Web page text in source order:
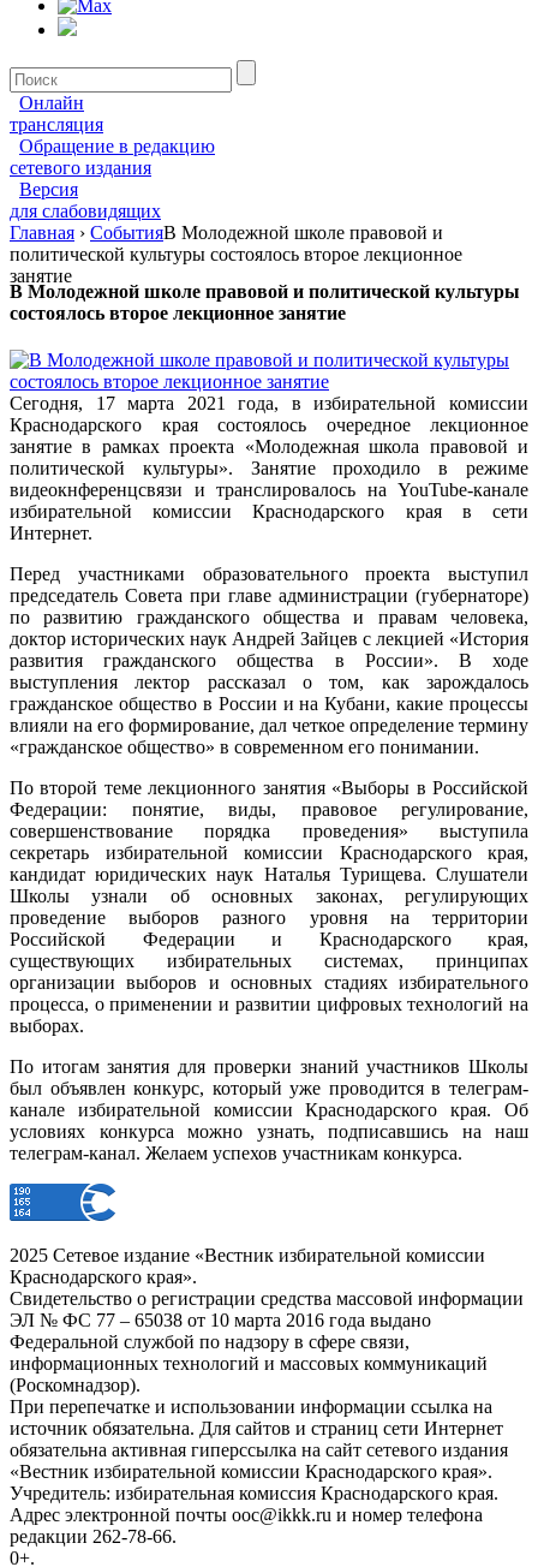
Онлайн
трансляция
Обращение в редакцию
сетевого издания
Версия
для слабовидящих
Главная › СобытияВ Молодежной школе правовой и
политической культуры состоялось второе лекционное
занятие
В Молодежной школе правовой и политической культуры
состоялось второе лекционное занятие
Сегодня, 17 марта 2021 года, в избирательной комиссии
Краснодарского края состоялось очередное лекционное
занятие в рамках проекта «Молодежная школа правовой и
политической культуры». Занятие проходило в режиме
видеокнференцсвязи и транслировалось на YouTube-канале
избирательной комиссии Краснодарского края в сети
Интернет.
Перед участниками образовательного проекта выступил
председатель Совета при главе администрации (губернаторе)
по развитию гражданского общества и правам человека,
доктор исторических наук Андрей Зайцев с лекцией «История
развития гражданского общества в России». В ходе
выступления лектор рассказал о том, как зарождалось
гражданское общество в России и на Кубани, какие процессы
влияли на его формирование, дал четкое определение термину
«гражданское общество» в современном его понимании.
По второй теме лекционного занятия «Выборы в Российской
Федерации: понятие, виды, правовое регулирование,
совершенствование порядка проведения» выступила
секретарь избирательной комиссии Краснодарского края,
кандидат юридических наук Наталья Турищева. Слушатели
Школы узнали об основных законах, регулирующих
проведение выборов разного уровня на территории
Российской Федерации и Краснодарского края,
существующих избирательных системах, принципах
организации выборов и основных стадиях избирательного
процесса, о применении и развитии цифровых технологий на
выборах.
По итогам занятия для проверки знаний участников Школы
был объявлен конкурс, который уже проводится в телеграм-
канале избирательной комиссии Краснодарского края. Об
условиях конкурса можно узнать, подписавшись на наш
телеграм-канал. Желаем успехов участникам конкурса.
2025 Сетевое издание «Вестник избирательной комиссии
Краснодарского края».
Свидетельство о регистрации средства массовой информации
ЭЛ № ФС 77 – 65038 от 10 марта 2016 года выдано
Федеральной службой по надзору в сфере связи,
информационных технологий и массовых коммуникаций
(Роскомнадзор).
При перепечатке и использовании информации ссылка на
источник обязательна. Для сайтов и страниц сети Интернет
обязательна активная гиперссылка на сайт сетевого издания
«Вестник избирательной комиссии Краснодарского края».
Учредитель: избирательная комиссия Краснодарского края.
Адрес электронной почты ooc@ikkk.ru и номер телефона
редакции 262-78-66.
0+.